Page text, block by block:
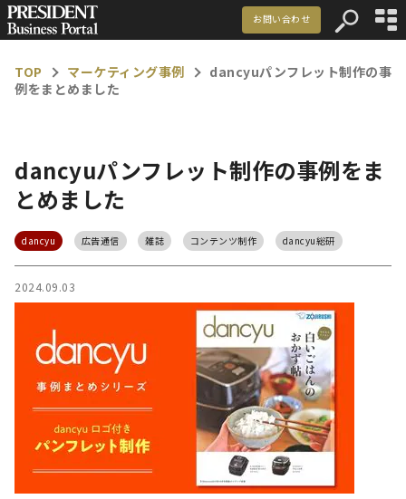
お問い合わせ
資料ダウンロード
マーケティング事例
お知らせ
メルマガ登録 お問い合わせ
TOP マーケティング事例
dancyuパンフレット制作の事
例をまとめました
dancyuパンフレット制作の事例をま
とめました
dancyu 広告通信 雑誌 コンテンツ制作 dancyu総研
2024.09.03